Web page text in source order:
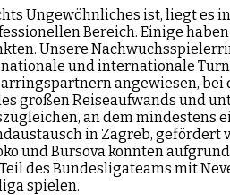
Ungewöhnliches ist, liegt es
Bereich. Einige
Unsere
und internationale
angewiesen,
großen Reiseaufwands und
an dem
in Zagreb, gefördert
und Bursova konnten
des Bundesligateams mit
spielen.